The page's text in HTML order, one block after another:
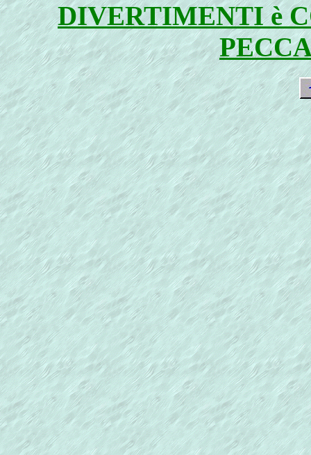
DIVERTIMENTI è